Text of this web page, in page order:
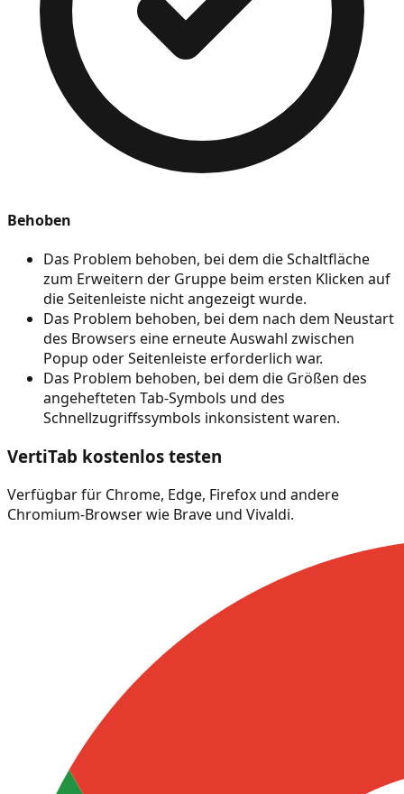
Behoben
Das Problem behoben, bei dem die Schaltfläche
zum Erweitern der Gruppe beim ersten Klicken auf
die Seitenleiste nicht angezeigt wurde.
Das Problem behoben, bei dem nach dem Neustart
des Browsers eine erneute Auswahl zwischen
Popup oder Seitenleiste erforderlich war.
Das Problem behoben, bei dem die Größen des
angehefteten Tab-Symbols und des
Schnellzugriffssymbols inkonsistent waren.
VertiTab kostenlos testen
Verfügbar für Chrome, Edge, Firefox und andere
Chromium-Browser wie Brave und Vivaldi.